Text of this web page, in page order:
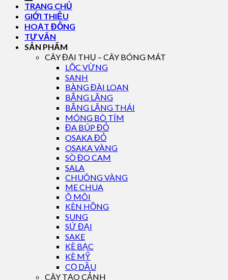
TRANG CHỦ
GIỚI THIỆU
HOẠT ĐỘNG
TƯ VẤN
SẢN PHẨM
CÂY ĐẠI THỤ – CÂY BÓNG MÁT
LỘC VỪNG
SANH
BÀNG ĐÀI LOAN
BẰNG LĂNG
BẰNG LĂNG THÁI
MÓNG BÒ TÍM
ĐA BÚP ĐỎ
OSAKA ĐỎ
OSAKA VÀNG
SÒ ĐO CAM
SALA
CHUÔNG VÀNG
ME CHUA
Ô MÔI
KÈN HỒNG
SUNG
SỨ ĐẠI
SAKE
KÈ BẠC
KÈ MỸ
CỌ DẦU
CÂY TẠO CẢNH